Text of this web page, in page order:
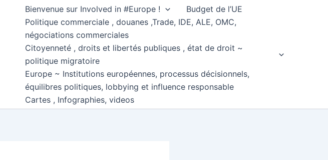
Bienvenue sur Involved in #Europe !
Budget de l’UE
Politique commerciale , douanes ,Trade, IDE, ALE, OMC,
négociations commerciales
Citoyenneté , droits et libertés publiques , état de droit ~
politique migratoire
Europe ~ Institutions européennes, processus décisionnels,
équilibres politiques, lobbying et influence responsable
Cartes , Infographies, videos